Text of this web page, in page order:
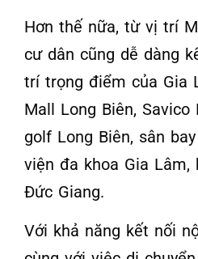
Hơn thế nữa, từ vị trí
cư dân cũng dễ dàng
trí trọng điểm của Gia
Mall Long Biên, Savico
golf Long Biên, sân
viện đa khoa Gia Lâm,
Đức Giang.
Với khả năng kết nối